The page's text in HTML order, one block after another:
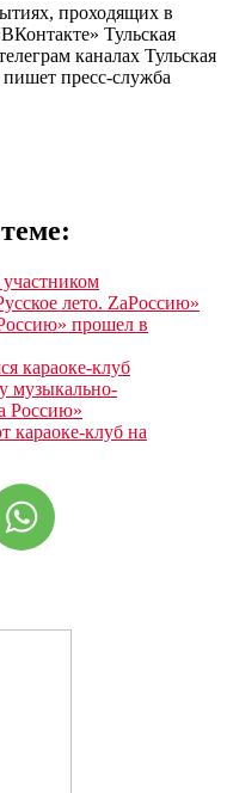
проходящих в
Тульская
каналах Тульская
пишет пресс-служба
лето. ZаРоссию»
прошел в
караоке-клуб
музыкально-
Россию»
клуб на